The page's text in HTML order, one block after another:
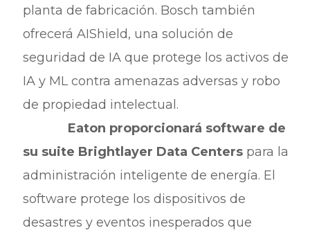
planta de fabricación. Bosch también
ofrecerá AIShield, una solución de
seguridad de IA que protege los activos de
IA y ML contra amenazas adversas y robo
de propiedad intelectual.
Eaton proporcionará software de
su suite Brightlayer Data Centers para la
administración inteligente de energía. El
software protege los dispositivos de
desastres y eventos inesperados que